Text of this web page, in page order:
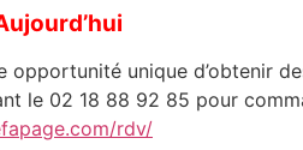
opportunité unique d’obtenir
le 02 18 88 92 85 pour
rdv/